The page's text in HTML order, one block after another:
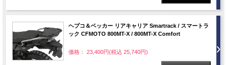
ヘプコ＆ベッカー リアキャリア Smartrack / スマートラ
ック CFMOTO 800MT-X / 800MT-X Comfort
価格： 23,400円(税込 25,740円)